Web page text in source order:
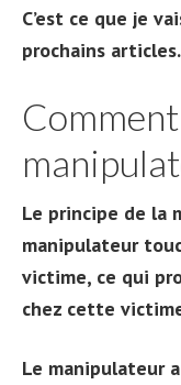
C’est ce que je
prochains articles.
Le principe de la
manipulateur
victime, ce qui
chez cette
Le manipulateur